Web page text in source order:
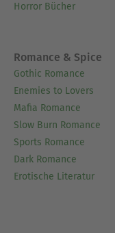
Horror Bücher
Romance & Spice
Gothic Romance
Enemies to Lovers
Mafia Romance
Slow Burn Romance
Sports Romance
Dark Romance
Erotische Literatur